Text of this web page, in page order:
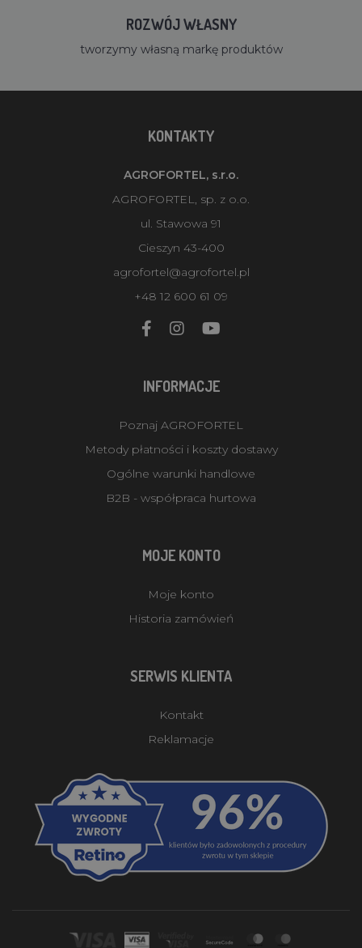
ROZWÓJ WŁASNY
tworzymy własną markę produktów
KONTAKTY
AGROFORTEL, s.r.o.
AGROFORTEL, sp. z o.o.
ul. Stawowa 91
Cieszyn 43-400
agrofortel@agrofortel.pl
+48 12 600 61 09
INFORMACJE
Poznaj AGROFORTEL
Metody płatności i koszty dostawy
Ogólne warunki handlowe
B2B - współpraca hurtowa
MOJE KONTO
Moje konto
Historia zamówień
SERWIS KLIENTA
Kontakt
Reklamacje